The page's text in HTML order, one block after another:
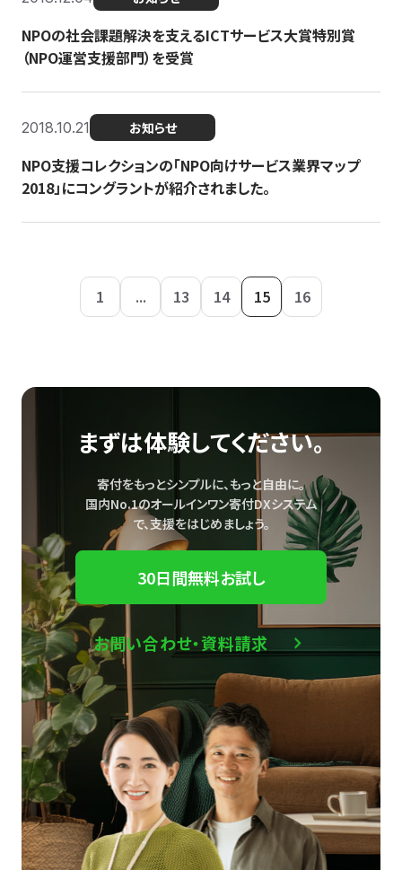
NPOの社会課題解決を支えるICTサービス大賞特別賞
（NPO運営支援部門）を受賞
2018.10.21 お知らせ
NPO支援コレクションの「NPO向けサービス業界マップ
2018」にコングラントが紹介されました。
1 ... 13 14 15 16
まずは体験してください。
寄付をもっとシンプルに、もっと自由に。
国内No.1のオールインワン寄付DXシステム
で、支援をはじめましょう。
30日間無料お試し
お問い合わせ・資料請求